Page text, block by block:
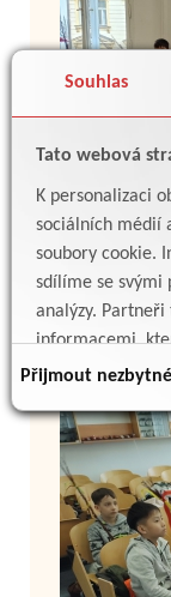
Souhlas
Tato webová
K personalizaci
sociálních médií
soubory cookie.
sdílíme se svými
analýzy.
informacemi,
důsledku toho,
Přijmout nezbytné